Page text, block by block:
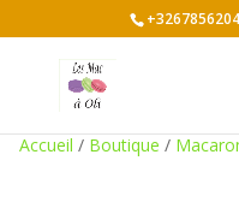
+3267856204
Accueil / Boutique /